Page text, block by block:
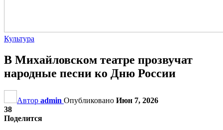
Культура
В Михайловском театре прозвучат
народные песни ко Дню России
Автор admin Опубликовано Июн 7, 2026
38
Поделится